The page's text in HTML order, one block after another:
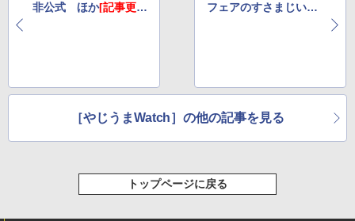
非公式 ほか[記事更
フェアのすさまじい数
［やじうまWatch］の他の記事を見る
トップページに戻る